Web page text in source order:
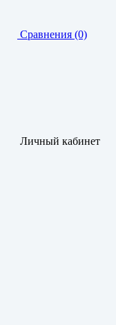
Сравнения (0)
Личный кабинет